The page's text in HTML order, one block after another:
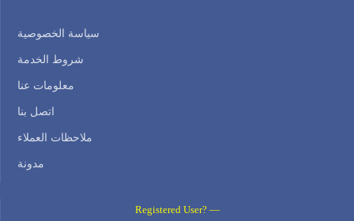
سياسة الخصوصية
شروط الخدمة
معلومات عنا
اتصل بنا
ملاحظات العملاء
مدونة
Registered User? —